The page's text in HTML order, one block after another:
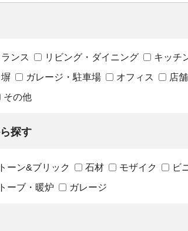
ンス リビング・ダイニング キッチ
ガレージ・駐車場 オフィス 店舗
その他
探す
ーン&ブリック 石材 モザイク ビ
ーブ・暖炉 ガレージ